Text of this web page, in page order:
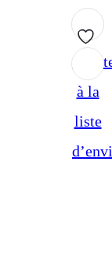
à la
liste